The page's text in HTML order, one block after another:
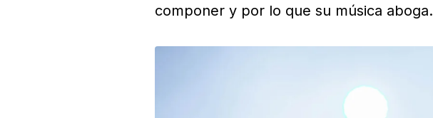
componer y por lo que su música aboga.